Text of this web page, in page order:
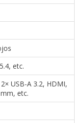
etc.
USB-A 3.2, HDMI,
etc.